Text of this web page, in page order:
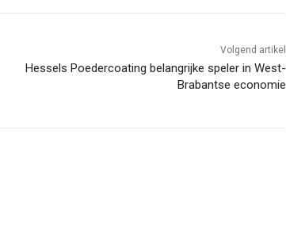
Volgend artikel
Hessels Poedercoating belangrijke speler in West-
Brabantse economie